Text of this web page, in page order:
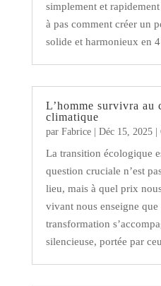
simplement et
à pas comment créer un
solide et harmonieux en
L’homme survivra au
climatique
par Fabrice| Déc 15, 2025|
La transition écologique
question cruciale n’est
lieu, mais à quel prix
vivant nous enseigne que
transformation
silencieuse, portée par